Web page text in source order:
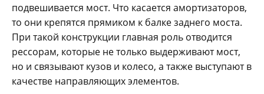
подвешивается мост. Что касается амортизаторов,
то они крепятся прямиком к балке заднего моста.
При такой конструкции главная роль отводится
рессорам, которые не только выдерживают мост,
но и связывают кузов и колесо, а также выступают в
качестве направляющих элементов.